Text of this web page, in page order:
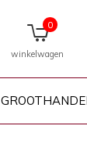
winkelwagen
0